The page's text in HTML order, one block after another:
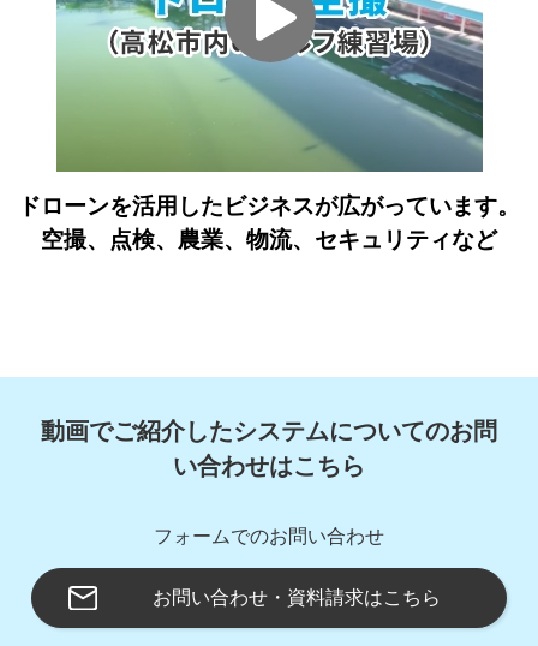
ドローンを活用したビジネスが広がっています。
空撮、点検、農業、物流、セキュリティなど
動画でご紹介したシステムについてのお問
い合わせはこちら
フォームでのお問い合わせ
お問い合わせ・資料請求はこちら